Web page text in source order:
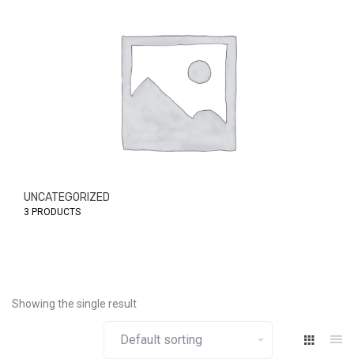
UNCATEGORIZED
3 PRODUCTS
Showing the single result